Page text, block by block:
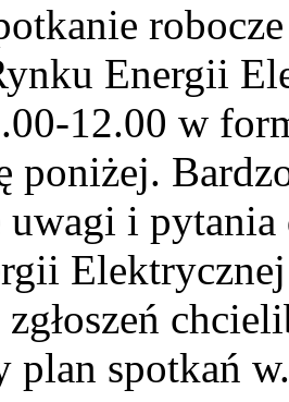
Energii
12.00 w
poniżej.
uwagi i
plan spotkań